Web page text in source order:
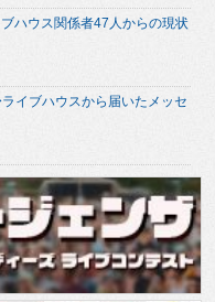
ハウス関係者47人からの現状
イブハウスから届いたメッセ